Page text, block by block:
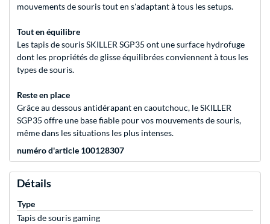
mouvements de souris tout en s'adaptant à tous les setups.
Tout en équilibre
Les tapis de souris SKILLER SGP35 ont une surface hydrofuge
dont les propriétés de glisse équilibrées conviennent à tous les
types de souris.
Reste en place
Grâce au dessous antidérapant en caoutchouc, le SKILLER
SGP35 offre une base fiable pour vos mouvements de souris,
même dans les situations les plus intenses.
numéro d'article 100128307
Détails
Type
Tapis de souris gaming